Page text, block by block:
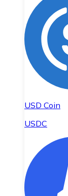
USD Coin
USDC